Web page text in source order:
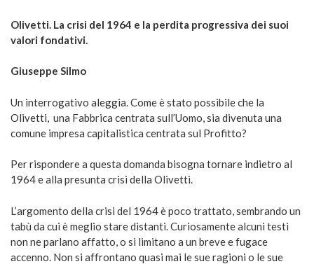
Olivetti. La crisi del 1964 e la perdita progressiva dei suoi
valori fondativi.
Giuseppe Silmo
Un interrogativo aleggia. Come è stato possibile che la
Olivetti, una Fabbrica centrata sull’Uomo, sia divenuta una
comune impresa capitalistica centrata sul Profitto?
Per rispondere a questa domanda bisogna tornare indietro al
1964 e alla presunta crisi della Olivetti.
L’argomento della crisi del 1964 è poco trattato, sembrando un
tabù da cui è meglio stare distanti. Curiosamente alcuni testi
non ne parlano affatto, o si limitano a un breve e fugace
accenno. Non si affrontano quasi mai le sue ragioni o le sue